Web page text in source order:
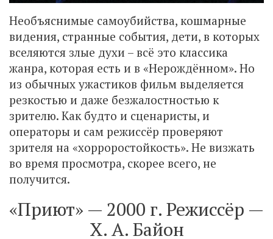
Необъяснимые самоубийства, кошмарные
видения, странные события, дети, в которых
вселяются злые духи – всё это классика
жанра, которая есть и в «Нерождённом». Но
из обычных ужастиков фильм выделяется
резкостью и даже безжалостностью к
зрителю. Как будто и сценаристы, и
операторы и сам режиссёр проверяют
зрителя на «хорроростойкость». Не визжать
во время просмотра, скорее всего, не
получится.
«Приют» — 2000 г. Режиссёр —
Х. А. Байон